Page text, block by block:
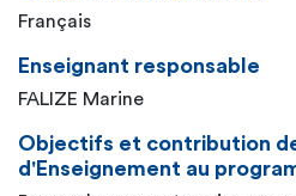
Français
Enseignant responsable
FALIZE Marine
Objectifs et contribution
d'Enseignement au